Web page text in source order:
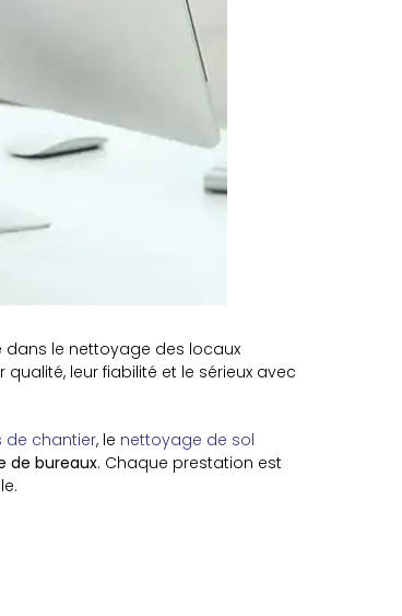
dans le nettoyage des locaux
leur fiabilité et le sérieux avec
de chantier, le nettoyage de sol
de bureaux. Chaque prestation est